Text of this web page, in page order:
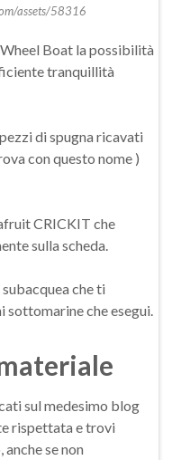
assets/58316
Boat la possibilità
tranquillità
di spugna ricavati
con questo nome )
CRICKIT che
sulla scheda.
che ti
che esegui.
sul medesimo blog
rispettata e trovi
se non